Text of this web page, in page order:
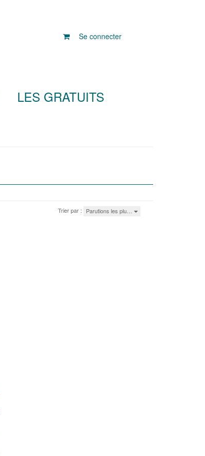
Se connecter
LES GRATUITS
Trier par : Parutions les plu…